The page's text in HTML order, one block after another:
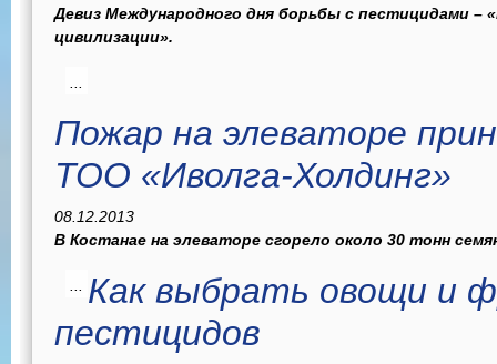
Девиз Международного дня борьбы с пестицидами –
цивилизации».
Пожар на элеваторе
ТОО «Иволга-Холдинг»
08.12.2013
В Костанае на элеваторе сгорело около 30 тонн
Как выбрать овощи и
пестицидов